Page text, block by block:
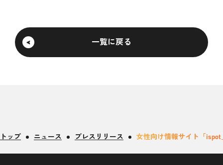
一覧に戻る
トップ ニュース プレスリリース 女性向け情報サイト「